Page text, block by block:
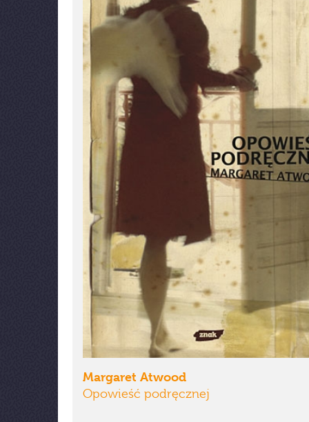
Margaret Atwood
Opowieść podręcznej